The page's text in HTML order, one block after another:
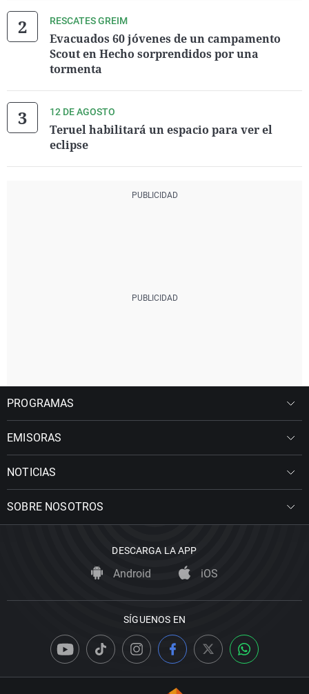
RESCATES GREIM
Evacuados 60 jóvenes de un campamento
Scout en Hecho sorprendidos por una
tormenta
12 DE AGOSTO
Teruel habilitará un espacio para ver el
eclipse
PROGRAMAS
EMISORAS
NOTICIAS
SOBRE NOSOTROS
DESCARGA LA APP
Android iOS
SÍGUENOS EN